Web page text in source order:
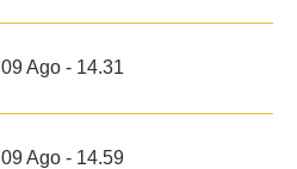
09 Ago - 14.31
09 Ago - 14.59